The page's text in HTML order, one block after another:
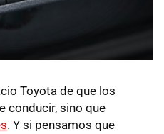
Toyota de que los
conducir, sino que
. Y si pensamos que